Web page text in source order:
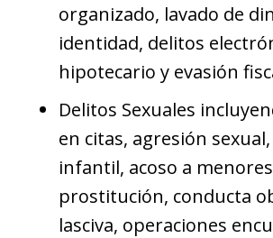
organizado, lavado de
identidad, delitos
hipotecario y evasión
Delitos Sexuales
en citas, agresión
infantil, acoso a
prostitución, conducta
lasciva, operaciones